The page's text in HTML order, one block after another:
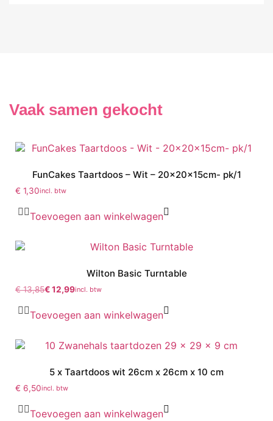
Vaak samen gekocht
FunCakes Taartdoos – Wit – 20x20x15cm- pk/1
€ 1,30incl. btw
Toevoegen aan winkelwagen
Wilton Basic Turntable
€13,85€12,99incl. btw
Toevoegen aan winkelwagen
5 x Taartdoos wit 26cm x 26cm x 10 cm
€ 6,50incl. btw
Toevoegen aan winkelwagen